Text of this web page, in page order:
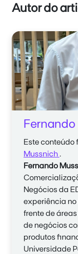
Autor do
Este conteúdo
Mussnich .
Fernando
Negócios da
experiência
frente de
de negócios
produtos
Universidade